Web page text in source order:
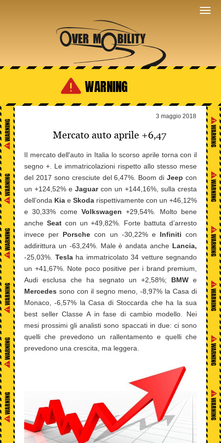
WARNING
3 maggio 2018
Mercato auto aprile +6,47
Il mercato dell'auto in Italia lo scorso aprile torna con il
segno +. Le immatricolazioni rispetto allo stesso mese
del 2017 sono cresciute del 6,47%. Boom diJeep con
un +124,52% e Jaguarcon un +144,16%, sulla cresta
dell’onda Kia e Skoda rispettivamente con un +46,12%
e 30,33% come Volkswagen +29,54%. Molto bene
anche Seat con un +49,82%. Forte battuta d’arresto
invece per Porsche con un -30,22% e Infiniti con
addirittura un -63,24%. Male è andata anche Lancia,
-25,03%. Tesla ha immatricolato 34 vetture segnando
un +41,67%. Note poco positive per i brand premium,
Audi esclusa che ha segnato un +2,58%; BMWe
Mercedes sono con il segno meno, -8,97% la Casa di
Monaco, -6,57% la Casa di Stoccarda che ha la sua
best seller Classe A in fase di cambio modello. Nei
mesi prossimi gli analisti sono spaccati in due: ci sono
quelli che prevedono un rallentamento e quelli che
prevedono una crescita, ma leggera.